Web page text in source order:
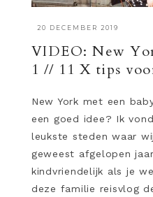
20 DECEMBER 2019
VIDEO: New
1 // 11 X tips
New York met een
een goed idee? Ik
leukste steden waar
geweest afgelopen
kindvriendelijk als je
deze familie reisvlog